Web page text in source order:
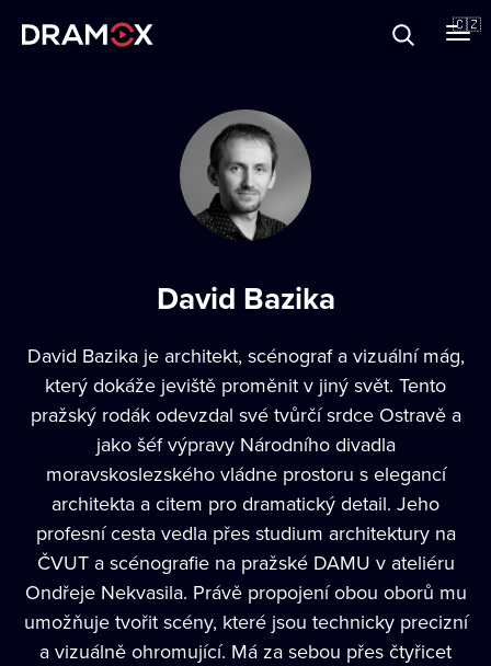
🇨🇿
David Bazika
David Bazika je architekt, scénograf a vizuální mág,
který dokáže jeviště proměnit v jiný svět. Tento
pražský rodák odevzdal své tvůrčí srdce Ostravě a
jako šéf výpravy Národního divadla
moravskoslezského vládne prostoru s elegancí
architekta a citem pro dramatický detail. Jeho
profesní cesta vedla přes studium architektury na
ČVUT a scénografie na pražské DAMU v ateliéru
Ondřeje Nekvasila. Právě propojení obou oborů mu
umožňuje tvořit scény, které jsou technicky precizní
a vizuálně ohromující. Má za sebou přes čtyřicet